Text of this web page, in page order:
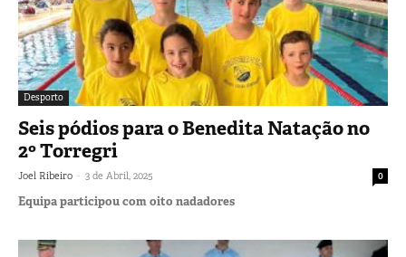
Desporto
Seis pódios para o Benedita Natação no
2º Torregri
Joel Ribeiro - 3 de Abril, 2025 0
Equipa participou com oito nadadores